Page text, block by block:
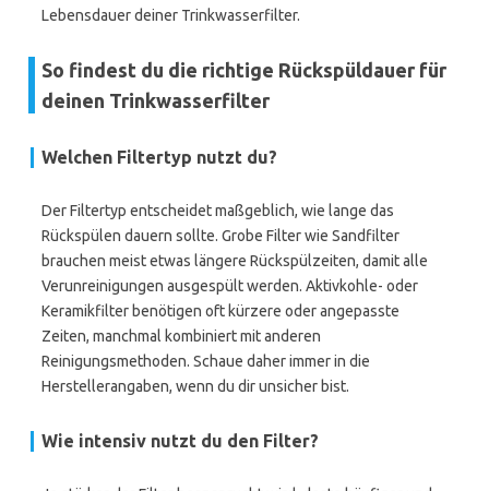
Lebensdauer deiner Trinkwasserfilter.
So findest du die richtige Rückspüldauer für
deinen Trinkwasserfilter
Welchen Filtertyp nutzt du?
Der Filtertyp entscheidet maßgeblich, wie lange das
Rückspülen dauern sollte. Grobe Filter wie Sandfilter
brauchen meist etwas längere Rückspülzeiten, damit alle
Verunreinigungen ausgespült werden. Aktivkohle- oder
Keramikfilter benötigen oft kürzere oder angepasste
Zeiten, manchmal kombiniert mit anderen
Reinigungsmethoden. Schaue daher immer in die
Herstellerangaben, wenn du dir unsicher bist.
Wie intensiv nutzt du den Filter?